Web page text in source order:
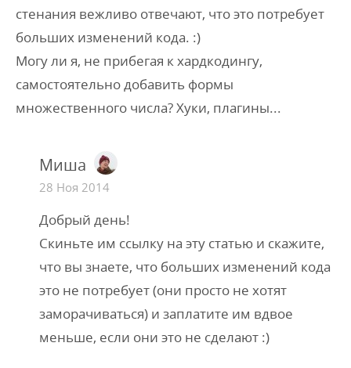
стенания вежливо отвечают, что это потребует
больших изменений кода. :)
Могу ли я, не прибегая к хардкодингу,
самостоятельно добавить формы
множественного числа? Хуки, плагины...
Миша
28 Ноя 2014
Добрый день!
Скиньте им ссылку на эту статью и скажите,
что вы знаете, что больших изменений кода
это не потребует (они просто не хотят
заморачиваться) и заплатите им вдвое
меньше, если они это не сделают :)